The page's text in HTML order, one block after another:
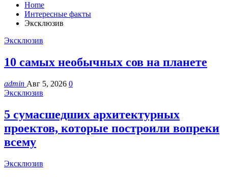
Home
Интересные факты
Эксклюзив
Эксклюзив
10 самых необычных сов на планете
admin Авг 5, 2026 0
Эксклюзив
5 сумасшедших архитектурных
проектов, которые построили вопреки
всему
Эксклюзив